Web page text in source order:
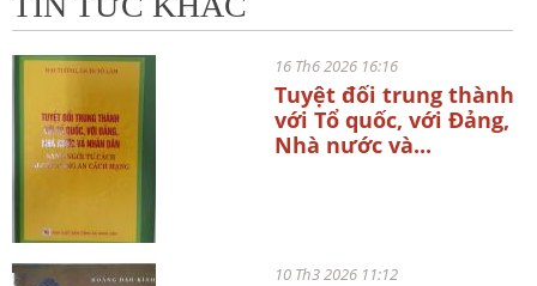
16 Th6 2026 16:16
Tuyệt đối trung thành
với Tổ quốc, với Đảng,
Nhà nước và...
10 Th3 2026 11:12